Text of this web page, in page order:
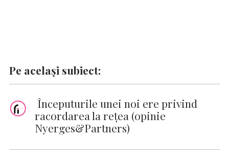
Pe același subiect:
Începuturile unei noi ere privind
racordarea la rețea (opinie
Nyerges&Partners)